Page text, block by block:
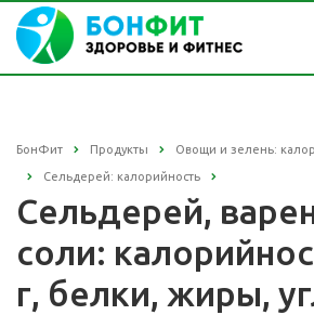
БонФит Продукты Овощи и зелень:
Сельдерей: калорийность
Сельдерей,
соли:
г, белки, жиры,